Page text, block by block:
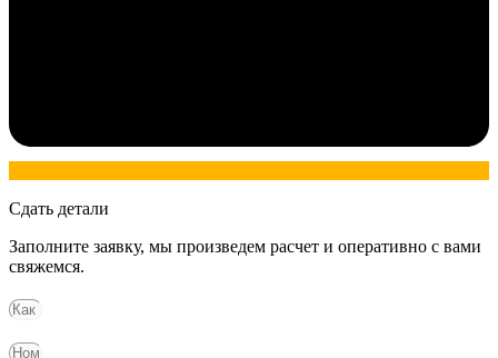
Сдать детали
Заполните заявку, мы произведем расчет и оперативно с вами
свяжемся.